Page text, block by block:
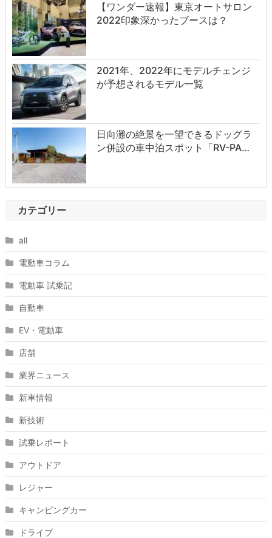
【ワンダー速報】東京オートサロン
2022印象深かったブースは？
2021年、2022年にモデルチェンジ
が予想されるモデル一覧
日向灘の絶景を一望できるドッグラ
ン併設の車中泊スポット「RV-PA…
カテゴリー
all
電動車コラム
電動車 試乗記
自動車
EV・電動車
店舗
業界ニュース
新車情報
新技術
試乗レポート
アウトドア
レジャー
キャンピングカー
ドライブ